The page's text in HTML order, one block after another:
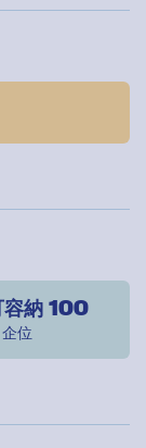
容納 100
企位